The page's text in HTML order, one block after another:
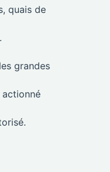
quais de
grandes